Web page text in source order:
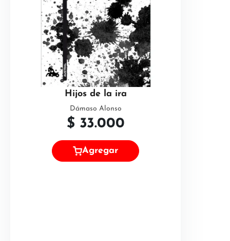
Hijos de la ira
Dámaso Alonso
$ 33.000
Agregar